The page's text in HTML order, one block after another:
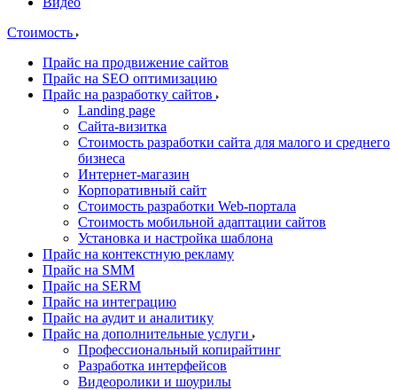
Стоимость
Прайс на продвижение сайтов
Прайс на SEO оптимизацию
Прайс на разработку сайтов
Landing page
Cайта-визитка
Стоимость разработки сайта для малого и среднего
бизнеса
Интернет-магазин
Корпоративный сайт
Стоимость разработки Web-портала
Стоимость мобильной адаптации сайтов
Установка и настройка шаблона
Прайс на контекстную рекламу
Прайс на SMM
Прайс на SERM
Прайс на интеграцию
Прайс на аудит и аналитику
Прайс на дополнительные услуги
Профессиональный копирайтинг
Разработка интерфейсов
Видеоролики и шоурилы